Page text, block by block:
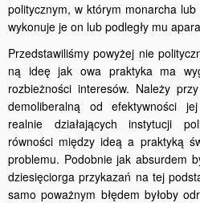
politycznym, w którym monarcha
wykonuje je on lub podległy mu
Przedstawiliśmy powyżej nie
ną ideę jak owa praktyka ma
rozbież­ności interesów. Należy
demoliberalną od efektywności
realnie działających instytucji
równości między ideą a prak­tyką
problemu. Podobnie jak absurdem
dziesięciorga przykazań na tej
samo poważnym błędem byłoby